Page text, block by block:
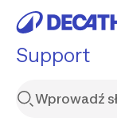
Support